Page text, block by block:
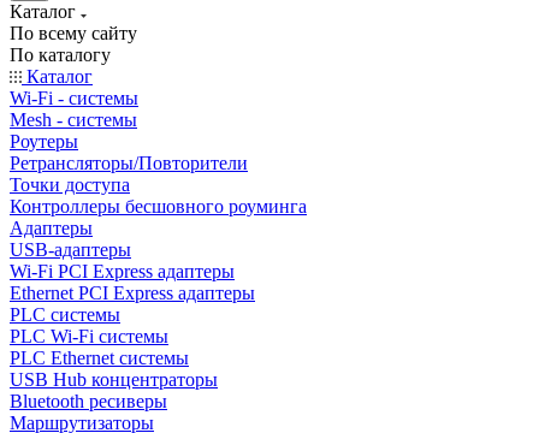
Каталог
По всему сайту
По каталогу
Каталог
Wi-Fi - системы
Mesh - системы
Роутеры
Ретрансляторы/Повторители
Точки доступа
Контроллеры бесшовного роуминга
Адаптеры
USB-адаптеры
Wi-Fi PCI Express адаптеры
Ethernet PCI Express адаптеры
PLC системы
PLC Wi-Fi системы
PLC Ethernet системы
USB Hub концентраторы
Bluetooth ресиверы
Маршрутизаторы